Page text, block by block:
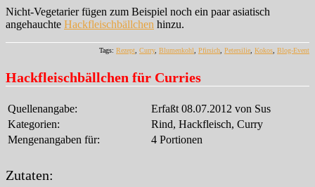
Nicht-Vegetarier fügen zum Beispiel noch ein paar asiatisch
angehauchte Hackfleischbällchen hinzu.
Tags: Rezept, Curry, Blumenkohl, Pfirsich, Petersilie, Kokos, Blog-Event
Hackfleischbällchen für Curries
Quellenangabe:
Erfaßt 08.07.2012 von Sus
Kategorien:
Rind, Hackfleisch, Curry
Mengenangaben für:
4 Portionen
Zutaten: